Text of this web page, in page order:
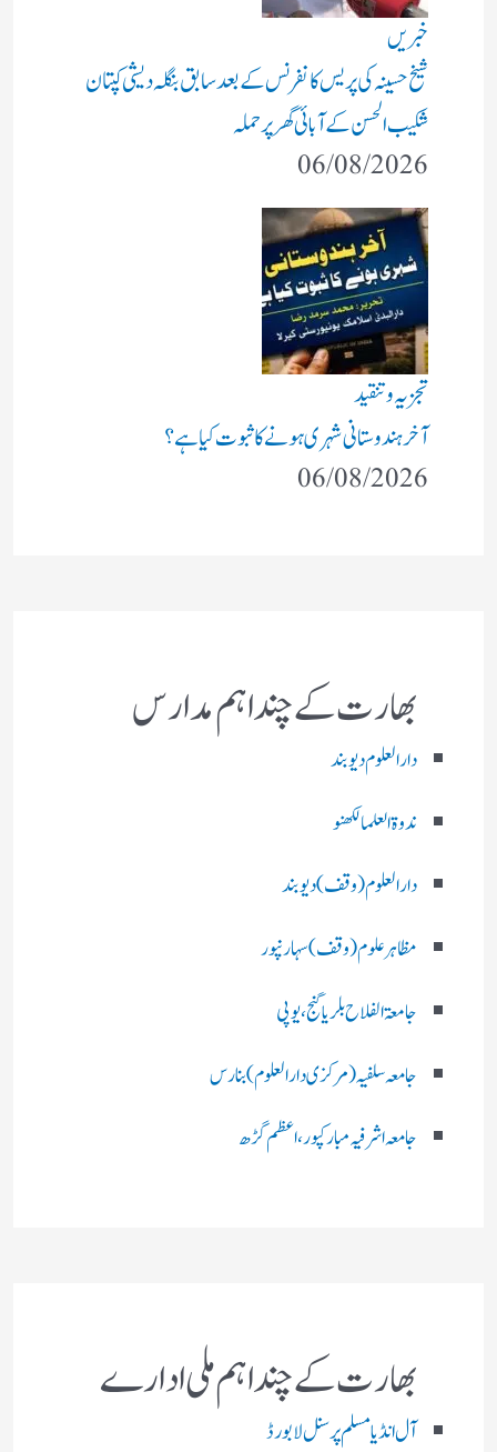
خبریں
شیخ حسینہ کی پریس کانفرنس کے بعد سابق بنگلہ دیشی کپتان
شکیب الحسن کے آبائی گھر پر حملہ
06/08/2026
تجزیہ و تنقید
آخر ہندوستانی شہری ہونے کا ثبوت کیا ہے؟
06/08/2026
بھارت کے چند اہم مدارس
دارالعلوم دیوبند
ندوۃالعلما لکھنو
دارالعلوم (وقف)دیوبند
مظاہرعلوم (وقف)سہارنپور
جامعۃ الفلاح بلریاگنج،یوپی
جامعہ سلفیہ(مرکزی دارالعلوم )بنارس
جامعہ اشرفیہ مبارکپور،اعظم گڑھ
بھارت کے چند اہم ملی ادارے
آل انڈیا مسلم پرسنل لا بورڈ